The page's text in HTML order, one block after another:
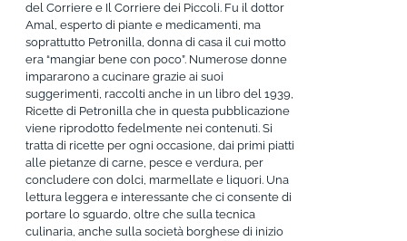
del Corriere e Il Corriere dei Piccoli. Fu il dottor
Amal, esperto di piante e medicamenti, ma
soprattutto Petronilla, donna di casa il cui motto
era “mangiar bene con poco”. Numerose donne
impararono a cucinare grazie ai suoi
suggerimenti, raccolti anche in un libro del 1939,
Ricette di Petronilla che in questa pubblicazione
viene riprodotto fedelmente nei contenuti. Si
tratta di ricette per ogni occasione, dai primi piatti
alle pietanze di carne, pesce e verdura, per
concludere con dolci, marmellate e liquori. Una
lettura leggera e interessante che ci consente di
portare lo sguardo, oltre che sulla tecnica
culinaria, anche sulla società borghese di inizio